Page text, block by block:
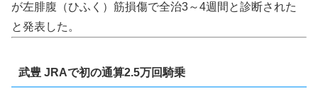
が左腓腹（ひふく）筋損傷で全治3～4週間と診断された
と発表した。
武豊 JRAで初の通算2.5万回騎乗